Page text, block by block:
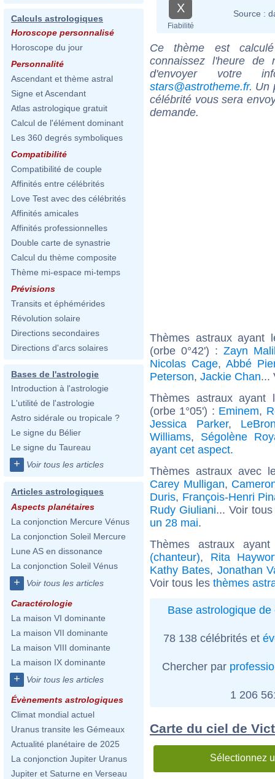
Calculs astrologiques
Horoscope personnalisé
Horoscope du jour
Personnalité
Ascendant et thème astral
Signe et Ascendant
Atlas astrologique gratuit
Calcul de l'élément dominant
Les 360 degrés symboliques
Compatibilité
Compatibilité de couple
Affinités entre célébrités
Love Test avec des célébrités
Affinités amicales
Affinités professionnelles
Double carte de synastrie
Calcul du thème composite
Thème mi-espace mi-temps
Prévisions
Transits et éphémérides
Révolution solaire
Directions secondaires
Directions d'arcs solaires
Bases de l'astrologie
Introduction à l'astrologie
L'utilité de l'astrologie
Astro sidérale ou tropicale ?
Le signe du Bélier
Le signe du Taureau
+ Voir tous les articles
Articles astrologiques
Aspects planétaires
La conjonction Mercure Vénus
La conjonction Soleil Mercure
Lune AS en dissonance
La conjonction Soleil Vénus
+ Voir tous les articles
Caractérologie
La maison VI dominante
La maison VII dominante
La maison VIII dominante
La maison IX dominante
+ Voir tous les articles
Évènements astrologiques
Climat mondial actuel
Uranus transite les Gémeaux
Actualité planétaire de 2025
La conjonction Jupiter Uranus
Jupiter et Saturne en Verseau
X
Fiabilité
Source :
Ce thème est
connaissez l'heure de
d'envoyer votre
stars@astrotheme.fr. Un
célébrité vous sera
demande.
Thèmes astraux ayant
(orbe 0°42') : Zayn
Nicolas Cage, Abbé
Peterson, Jackie Chan...
Thèmes astraux ayant
(orbe 1°05') : Eminem,
Jessica Parker,
Williams, Ségolène
ayant cet aspect.
Thèmes astraux avec
Carey Mulligan,
Duris, François-Henri
Rudy Giuliani... Voir
un 28 mai.
Thèmes astraux
(chanteur), Rita
Kathy Bates, Jonathan
Voir tous les thèmes
Base astrologique de
78 138 célébrités et
Chercher par
1 206
Carte du ciel de
Sélectionnez